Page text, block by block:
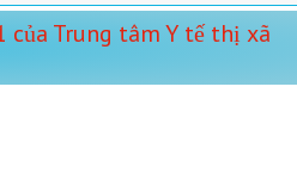
của Trung tâm Y tế thị xã